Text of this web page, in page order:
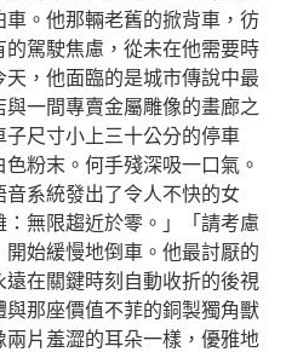
。他那輛老舊的掀背車，彷
的駕駛焦慮，從未在他需要時
，他面臨的是城市傳說中最
一間專賣金屬雕像的畫廊之
尺寸小上三十公分的停車
粉末。何手殘深吸一口氣。
系統發出了令人不快的女
無限趨近於零。」「請考慮
始緩慢地倒車。他最討厭的
在關鍵時刻自動收折的後視
那座價值不菲的銅製獨角獸
片羞澀的耳朵一樣，優雅地